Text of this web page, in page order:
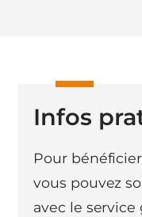
Infos
Pour
vous pouvez
avec le